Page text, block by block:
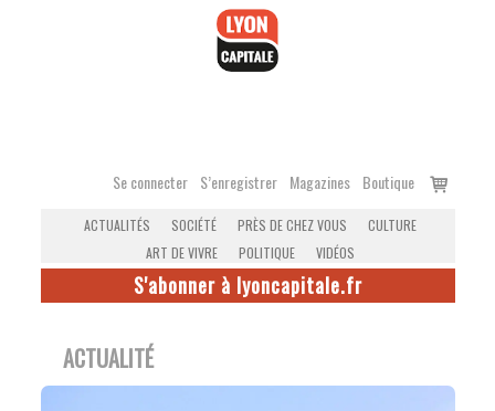
Se connecter S’enregistrer Magazines Boutique
Voir
ACTUALITÉS SOCIÉTÉ PRÈS DE CHEZ VOUS
CULTURE
ART DE VIVRE
POLITIQUE VIDÉOS
S'abonner à lyoncapitale.fr
ACTUALITÉ